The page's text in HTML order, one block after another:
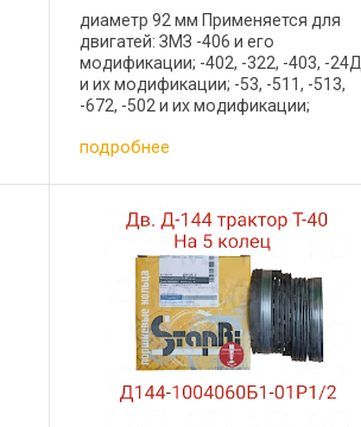
диаметр 92 мм Применяется для
двигатей: ЗМЗ -406 и его
модификации; -402, -322, -403, -24Д
и их модификации; -53, -511, -513,
-672, -502 и их модификации;
Автомобили ГАЗ -53, -66, -3507,
подробнее